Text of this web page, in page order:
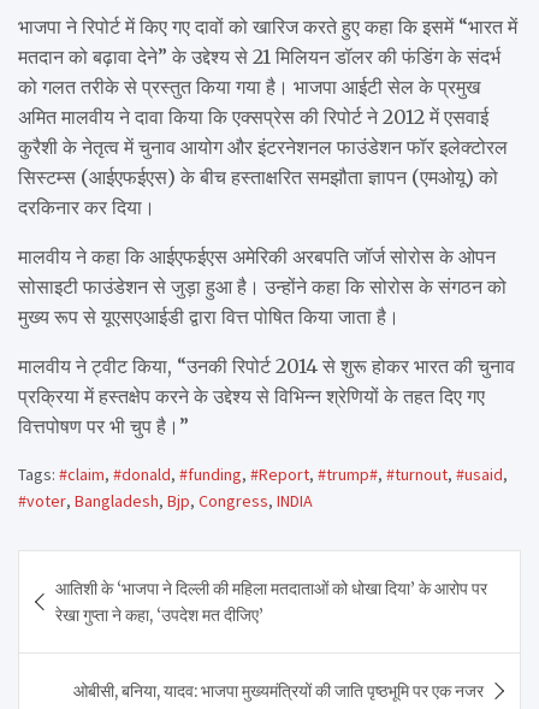
भाजपा ने रिपोर्ट में किए गए दावों को खारिज करते हुए कहा कि इसमें “भारत में
मतदान को बढ़ावा देने” के उद्देश्य से 21 मिलियन डॉलर की फंडिंग के संदर्भ
को गलत तरीके से प्रस्तुत किया गया है। भाजपा आईटी सेल के प्रमुख
अमित मालवीय ने दावा किया कि एक्सप्रेस की रिपोर्ट ने 2012 में एसवाई
कुरैशी के नेतृत्व में चुनाव आयोग और इंटरनेशनल फाउंडेशन फॉर इलेक्टोरल
सिस्टम्स (आईएफईएस) के बीच हस्ताक्षरित समझौता ज्ञापन (एमओयू) को
दरकिनार कर दिया।
मालवीय ने कहा कि आईएफईएस अमेरिकी अरबपति जॉर्ज सोरोस के ओपन
सोसाइटी फाउंडेशन से जुड़ा हुआ है। उन्होंने कहा कि सोरोस के संगठन को
मुख्य रूप से यूएसएआईडी द्वारा वित्त पोषित किया जाता है।
मालवीय ने ट्वीट किया, “उनकी रिपोर्ट 2014 से शुरू होकर भारत की चुनाव
प्रक्रिया में हस्तक्षेप करने के उद्देश्य से विभिन्न श्रेणियों के तहत दिए गए
वित्तपोषण पर भी चुप है।”
Tags: #claim, #donald, #funding, #Report, #trump#, #turnout, #usaid,
#voter, Bangladesh, Bjp, Congress, INDIA
navigation
आतिशी के ‘भाजपा ने दिल्ली की महिला मतदाताओं को धोखा दिया’ के आरोप पर
रेखा गुप्ता ने कहा, ‘उपदेश मत दीजिए’
ओबीसी, बनिया, यादव: भाजपा मुख्यमंत्रियों की जाति पृष्ठभूमि पर एक नजर